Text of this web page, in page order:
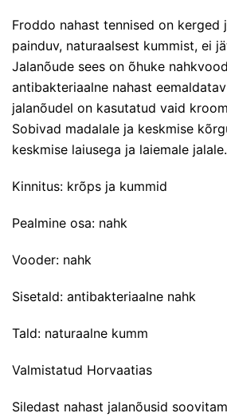
Froddo nahast tennised on kerged
painduv, naturaalsest kummist, ei
Jalanõude sees on õhuke
antibakteriaalne nahast
jalanõudel on kasutatud vaid
Sobivad madalale ja keskmise
keskmise laiusega ja laiemale jalale.
Kinnitus: krõps ja kummid
Pealmine osa: nahk
Vooder: nahk
Sisetald: antibakteriaalne nahk
Tald: naturaalne kumm
Valmistatud Horvaatias
Siledast nahast jalanõusid